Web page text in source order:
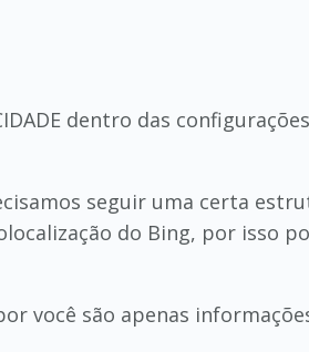
dentro das
seguir uma certa
do Bing, por isso
você são apenas